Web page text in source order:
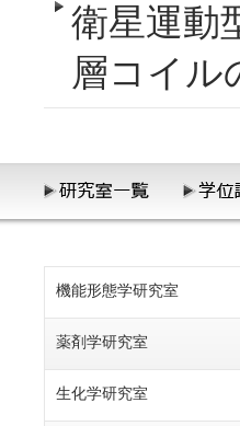
衛星運動
層コイル
機能形態学研究室
薬剤学研究室
生化学研究室